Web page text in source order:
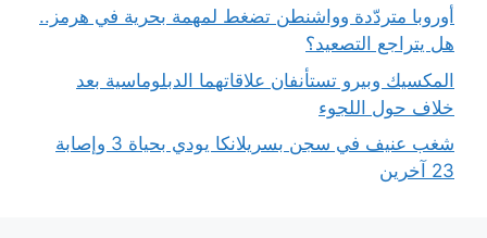
أوروبا متردّدة وواشنطن تضغط لمهمة بحرية في هرمز..
هل يتراجع التصعيد؟
المكسيك وبيرو تستأنفان علاقاتهما الدبلوماسية بعد
خلاف حول اللجوء
شغب عنيف في سجن بسريلانكا يودي بحياة 3 وإصابة
23 آخرين